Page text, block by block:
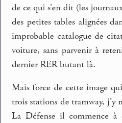
de ce qui s’en dit (les
des petites tables alignées
improbable catalogue de
voiture, sans parvenir à
dernier RER butant là.
Mais force de cette image
trois stations de tramway,
La Défense il commence à